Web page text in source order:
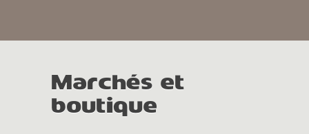
Marchés et
boutique